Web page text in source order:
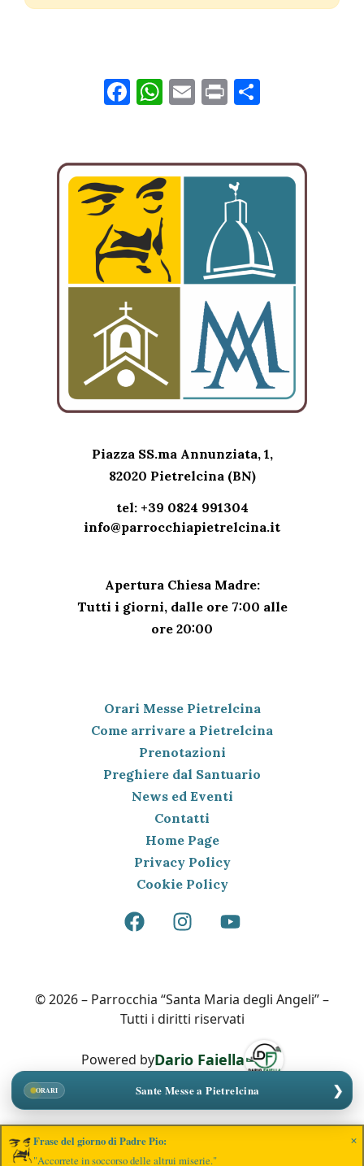
Facebook
WhatsApp
Email
Print
Piazza SS.ma Annunziata, 1,
82020 Pietrelcina (BN)
tel: +39 0824 991304
info@parrocchiapietrelcina.it
Apertura Chiesa Madre:
Tutti i giorni, dalle ore 7:00 alle
ore 20:00
Orari Messe Pietrelcina
Come arrivare a Pietrelcina
Prenotazioni
Preghiere dal Santuario
News ed Eventi
Contatti
Home Page
Privacy Policy
Cookie Policy
© 2026 – Parrocchia “Santa Maria degli Angeli” –
Tutti i diritti riservati
Powered byDario Faiella
Frase del giorno di Padre Pio:
"Accorrete in soccorso delle altrui miserie."
×
ORARI Sante Messe a Pietrelcina ❯